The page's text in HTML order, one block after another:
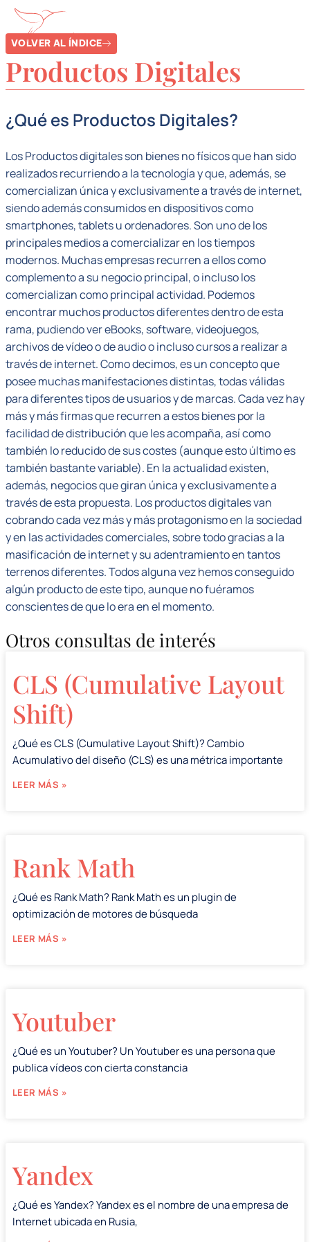
VOLVER AL ÍNDICE
Productos Digitales
¿Qué es Productos Digitales?
Los Productos digitales son bienes no físicos que han sido
realizados recurriendo a la tecnología y que, además, se
comercializan única y exclusivamente a través de internet,
siendo además consumidos en dispositivos como
smartphones, tablets u ordenadores. Son uno de los
principales medios a comercializar en los tiempos
modernos. Muchas empresas recurren a ellos como
complemento a su negocio principal, o incluso los
comercializan como principal actividad. Podemos
encontrar muchos productos diferentes dentro de esta
rama, pudiendo ver eBooks, software, videojuegos,
archivos de vídeo o de audio o incluso cursos a realizar a
través de internet. Como decimos, es un concepto que
posee muchas manifestaciones distintas, todas válidas
para diferentes tipos de usuarios y de marcas. Cada vez hay
más y más firmas que recurren a estos bienes por la
facilidad de distribución que les acompaña, así como
también lo reducido de sus costes (aunque esto último es
también bastante variable). En la actualidad existen,
además, negocios que giran única y exclusivamente a
través de esta propuesta. Los productos digitales van
cobrando cada vez más y más protagonismo en la sociedad
y en las actividades comerciales, sobre todo gracias a la
masificación de internet y su adentramiento en tantos
terrenos diferentes. Todos alguna vez hemos conseguido
algún producto de este tipo, aunque no fuéramos
conscientes de que lo era en el momento.
Otros consultas de interés
CLS (Cumulative Layout
Shift)
¿Qué es CLS (Cumulative Layout Shift)? Cambio
Acumulativo del diseño (CLS) es una métrica importante
LEER MÁS »
Rank Math
¿Qué es Rank Math? Rank Math es un plugin de
optimización de motores de búsqueda
LEER MÁS »
Youtuber
¿Qué es un Youtuber? Un Youtuber es una persona que
publica vídeos con cierta constancia
LEER MÁS »
Yandex
¿Qué es Yandex? Yandex es el nombre de una empresa de
Internet ubicada en Rusia,